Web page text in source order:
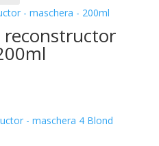
reconstructor